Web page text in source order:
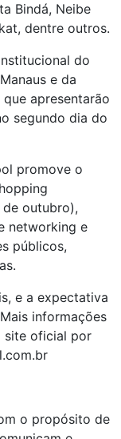
Bindá, Neibe
dentre outros.
do
e da
apresentarão
segundo dia do
promove o
outubro),
networking e
públicos,
e a expectativa
informações
site oficial por
o propósito de